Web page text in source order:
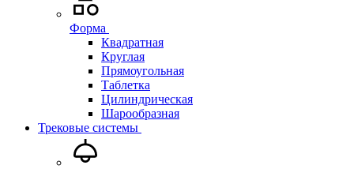
Форма
Квадратная
Круглая
Прямоугольная
Таблетка
Цилиндрическая
Шарообразная
Трековые системы